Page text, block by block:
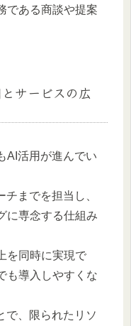
である商談や提案
サービスの広
AI活用が進んでい
までを担当し、
に専念する仕組み
を同時に実現で
も導入しやすくな
で、限られたリソ